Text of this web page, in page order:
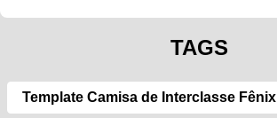
TAGS
Template Camisa de Interclasse Fênix